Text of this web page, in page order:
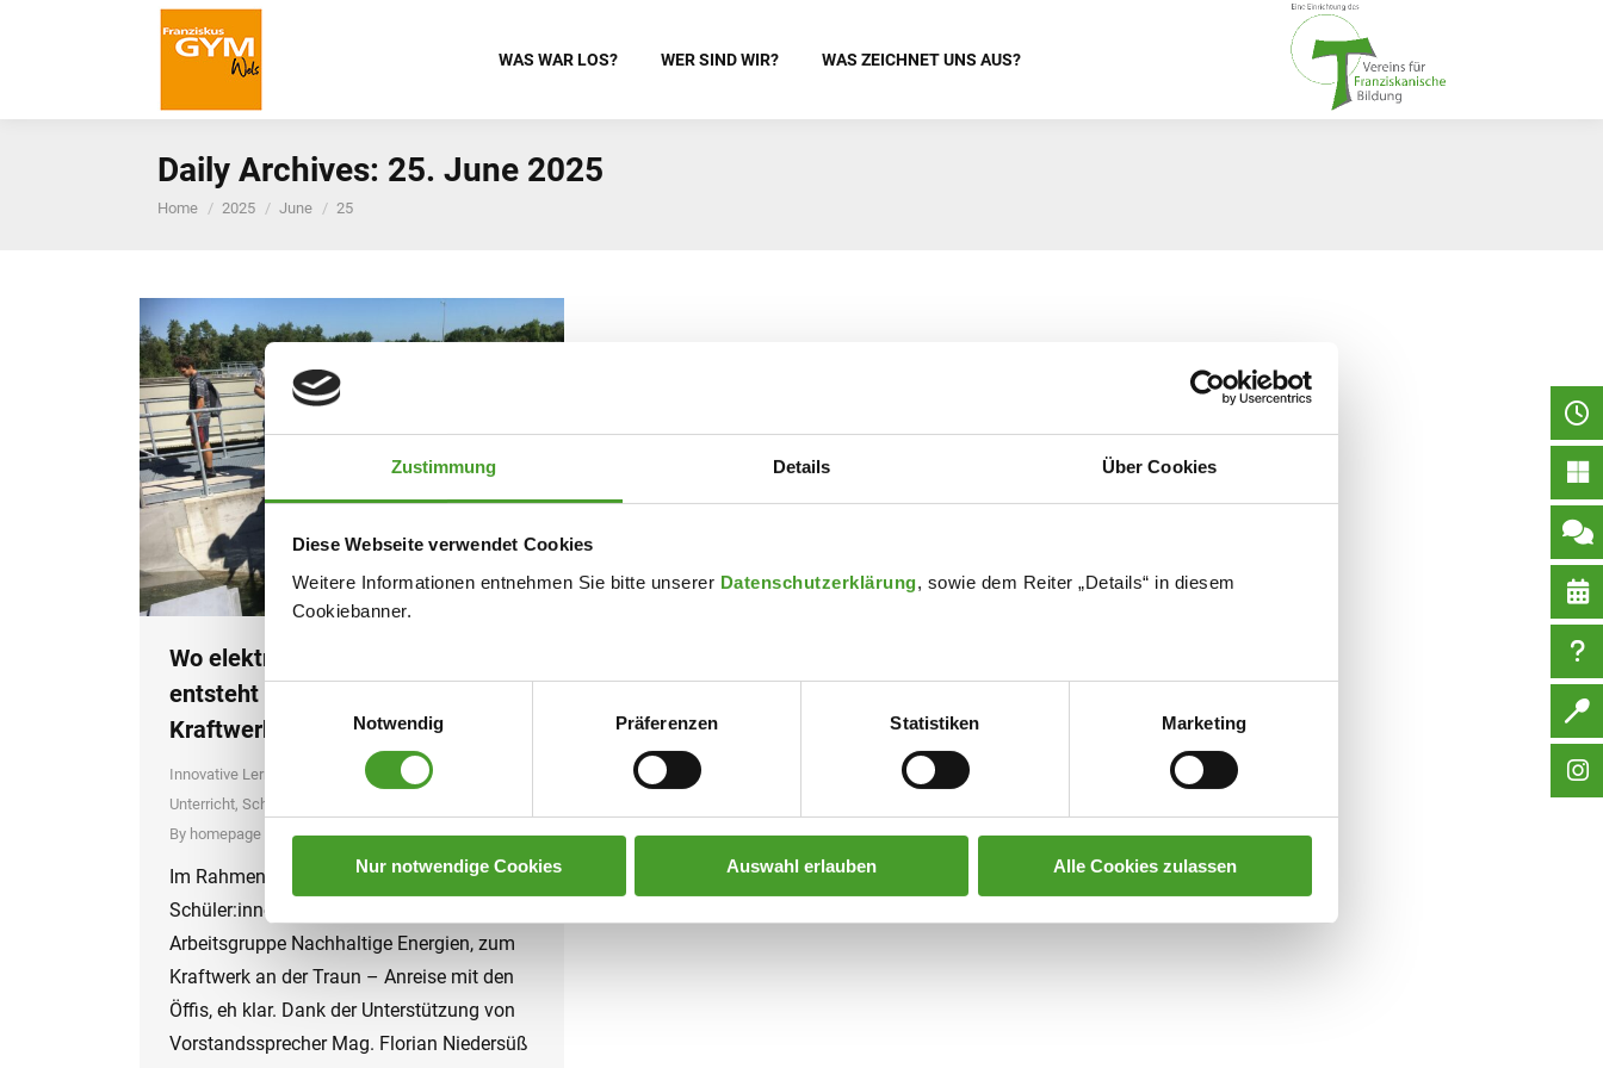
Zustimmung Details Über Cookies
Diese Webseite verwendet Cookies
Weitere Informationen entnehmen Sie bitte unserer Datenschutzerklärung, sowie dem Reiter „Details“ in diesem
Cookiebanner.
Notwendig
Präferenzen Statistiken Marketing
Nur notwendige Cookies Auswahl erlauben Alle Cookies zulassen
WAS WAR LOS? WER SIND WIR? WAS ZEICHNET UNS AUS?
Daily Archives: 25. June 2025
You are here:
Home 2025 June 25
Wo elektrische Energie für Wels
entsteht – Exkursion zum
Kraftwerk Wels – Traunleiten
Innovative Lernformen ,
Neues aus dem
Unterricht, Schuljahr 2024/25
By homepage 25. June 2025
Im Rahmen des SuS Woche starteten
Schüler:innen der 5.Klassen /
Arbeitsgruppe Nachhaltige Energien, zum
Kraftwerk an der Traun – Anreise mit den
Öffis, eh klar. Dank der Unterstützung von
Vorstandssprecher Mag. Florian Niedersüß